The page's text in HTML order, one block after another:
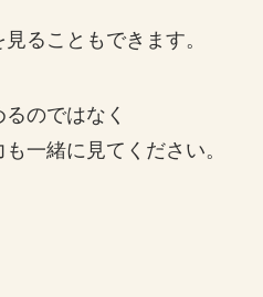
ることもできます。
のではなく
一緒に見てください。